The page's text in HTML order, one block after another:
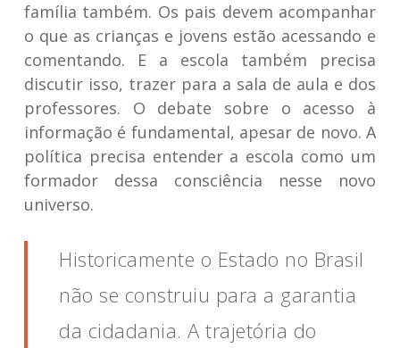
família também. Os pais devem acompanhar
o que as crianças e jovens estão acessando e
comentando. E a escola também precisa
discutir isso, trazer para a sala de aula e dos
professores. O debate sobre o acesso à
informação é fundamental, apesar de novo. A
política precisa entender a escola como um
formador dessa consciência nesse novo
universo.
Historicamente o Estado no Brasil
não se construiu para a garantia
da cidadania. A trajetória do